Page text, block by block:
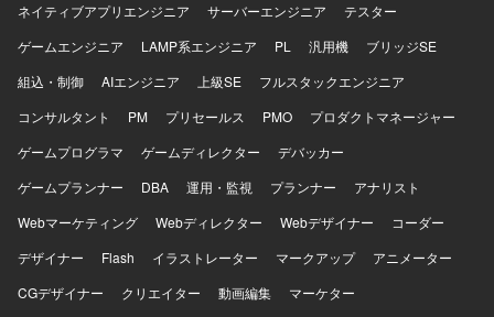
も取り組めるため、中長期的なプロダクト品質向上に寄与
できる環境です。 【開発環境】 フロントエンドは
React/TypeScript/reduxを用いた環境で開発を行います。 バ
ックエンドにはLaravelが用いられており、必要に応じてコ
グAIツールを活用した開発スタイルが推奨されている環境
です。
ネイティブアプリエンジニア
サーバーエンジニア
テスター
ゲームエンジニア
LAMP系エンジニア PL 汎用機
ブリッジSE
組込・制御
AIエンジニア 上級SE
フルスタックエンジニア
コンサルタント
PM プリセールス PMO
プロダクトマネージャー
ゲームプログラマ
ゲームディレクター
デバッカー
ゲームプランナー
DBA 運用・監視 プランナー
アナリスト
Webマーケティング
Webディレクター Webデザイナー
コーダー
デザイナー
Flash イラストレーター マークアップ
アニメーター
CGデザイナー
クリエイター 動画編集
マーケター